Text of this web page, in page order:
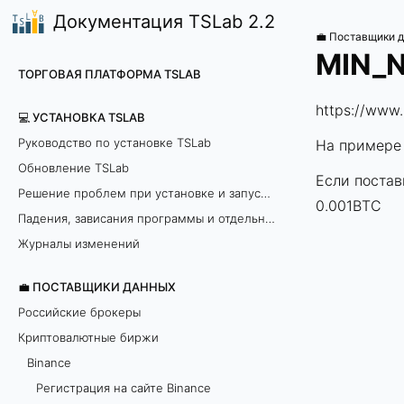
Документация TSLab 2.2
ТОРГОВАЯ ПЛАТФОРМА TSLAB
💻 УСТАНОВКА TSLAB
Руководство по установке TSLab
Обновление TSLab
Решение проблем при установке и запуске программы
Падения, зависания программы и отдельных модулей
Журналы изменений
💼 ПОСТАВЩИКИ ДАННЫХ
Российские брокеры
Криптовалютные биржи
Binance
Регистрация на сайте Binance
💼 Поставщики
https://
На примере
Если
0.001BTC